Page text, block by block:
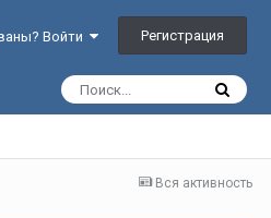
Войти Регистрация
Вся активность